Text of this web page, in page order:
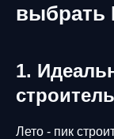
выбрать
1.
Лето - пик